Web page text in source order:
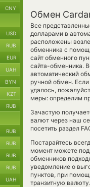
Обмен
Все
долларами в
расположены
обменника с
сайт обменного
сайта-обменника.
автоматический
ручной обмен.
удалось,
меры: определим
Зачастую
валют через наш
посетить раздел
Постарайтесь
момент можете
обменников
уведомление о
пунктов, при
транзитную валюту.
CNY
USD
RUB
EUR
UAH
BYN
KZT
RUB
RUB
RUB
RUB
RUB
UAH